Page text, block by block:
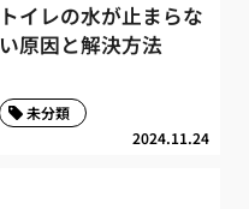
トイレの水が止まらな
い原因と解決方法
2024.11.24
未分類